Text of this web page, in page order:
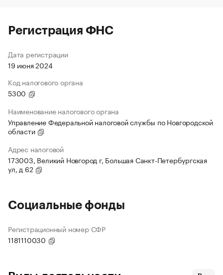
Регистрация ФНС
Дата регистрации
19 июня 2024
Код налогового органа
5300
Наименование налогового органа
Управление Федеральной налоговой службы по Новгородской
области
Адрес налоговой
173003, Великий Новгород г, Большая Санкт-Петербургская
ул, д 62
Социальные фонды
Регистрационный номер СФР
1181110030